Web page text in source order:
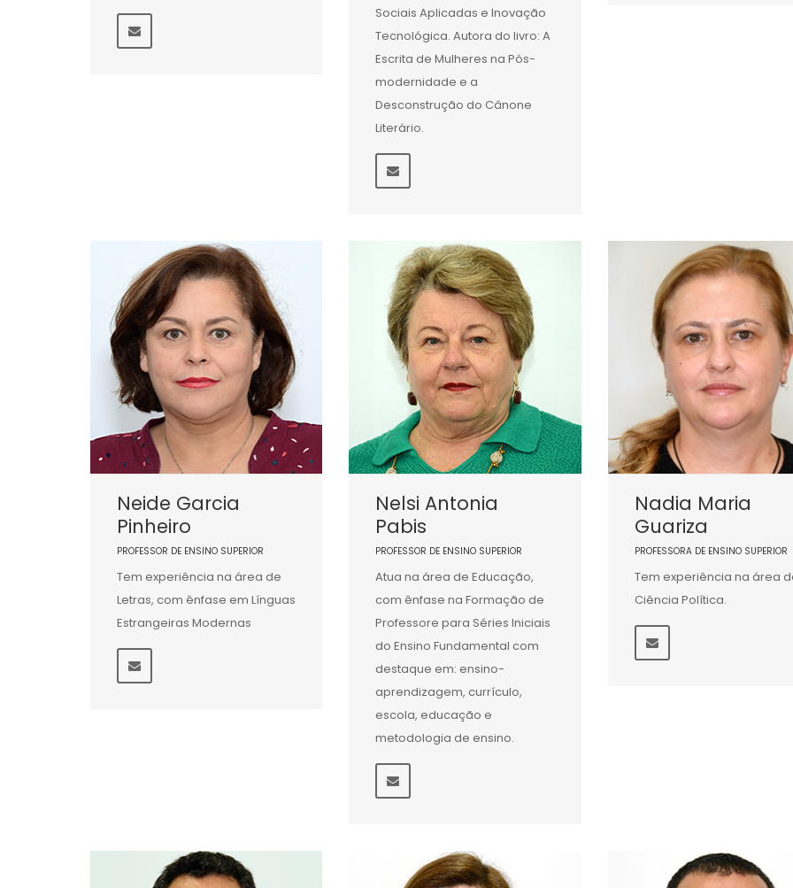
Sociais Aplicadas e Inovação
Tecnológica. Autora do livro: A
Escrita de Mulheres na Pós-
modernidade e a
Desconstrução do Cânone
Literário.
Neide Garcia
Pinheiro
PROFESSOR DE ENSINO SUPERIOR
Tem experiência na área de
Letras, com ênfase em Línguas
Estrangeiras Modernas
Nelsi Antonia
Pabis
PROFESSOR DE ENSINO SUPERIOR
Atua na área de Educação,
com ênfase na Formação de
Professore para Séries Iniciais
do Ensino Fundamental com
destaque em: ensino-
aprendizagem, currículo,
escola, educação e
metodologia de ensino.
Nadia Maria
Guariza
PROFESSORA DE ENSINO SUPERIOR
Tem experiência na área
Ciência Política.